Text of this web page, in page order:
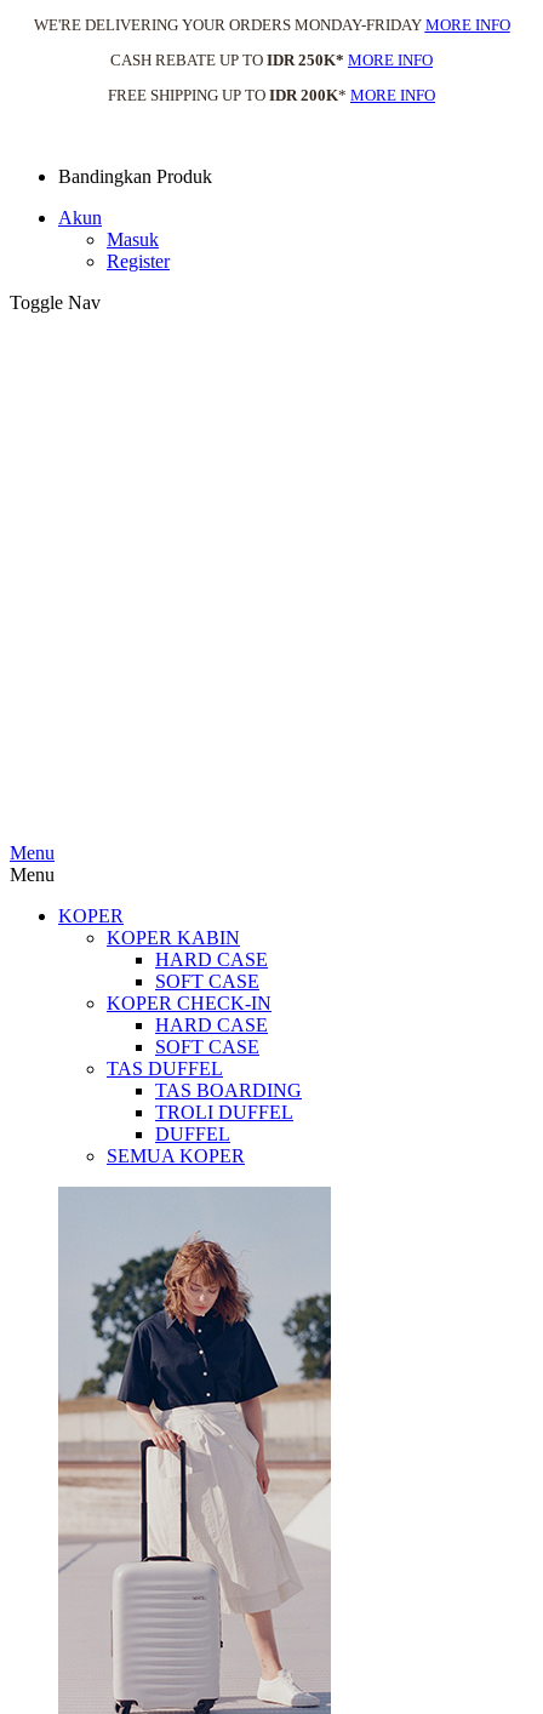
WE'RE DELIVERING YOUR ORDERS MONDAY-FRIDAY MORE INFO
CASH REBATE UP TO IDR 250K* MORE INFO
FREE SHIPPING UP TO IDR 200K* MORE INFO
Bandingkan Produk
Akun
Masuk
Register
Toggle Nav
Menu
Menu
KOPER
KOPER KABIN
HARD CASE
SOFT CASE
KOPER CHECK-IN
HARD CASE
SOFT CASE
TAS DUFFEL
TAS BOARDING
TROLI DUFFEL
DUFFEL
SEMUA KOPER